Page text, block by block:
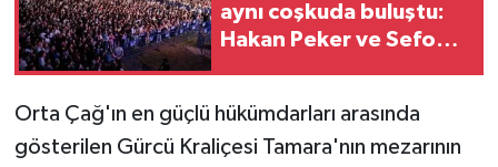
aynı coşkuda buluştu:
Hakan Peker ve Sefo
Orta Çağ'ın en güçlü hükümdarları arasında
gösterilen Gürcü Kraliçesi Tamara'nın mezarının
HABERDE İNSAN
İNSAN
İş Dünyası